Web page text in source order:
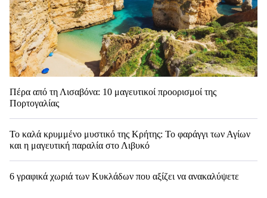
Πέρα από τη Λισαβόνα: 10 μαγευτικοί προορισμοί της
Πορτογαλίας
Το καλά κρυμμένο μυστικό της Κρήτης: Το φαράγγι των Αγίων
και η μαγευτική παραλία στο Λιβυκό
6 γραφικά χωριά των Κυκλάδων που αξίζει να ανακαλύψετε